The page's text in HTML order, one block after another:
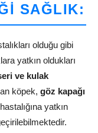
SAĞLIK:
olduğu gibi
yatkın oldukları
ve kulak
köpek, göz kapağı
hastalığına yatkın